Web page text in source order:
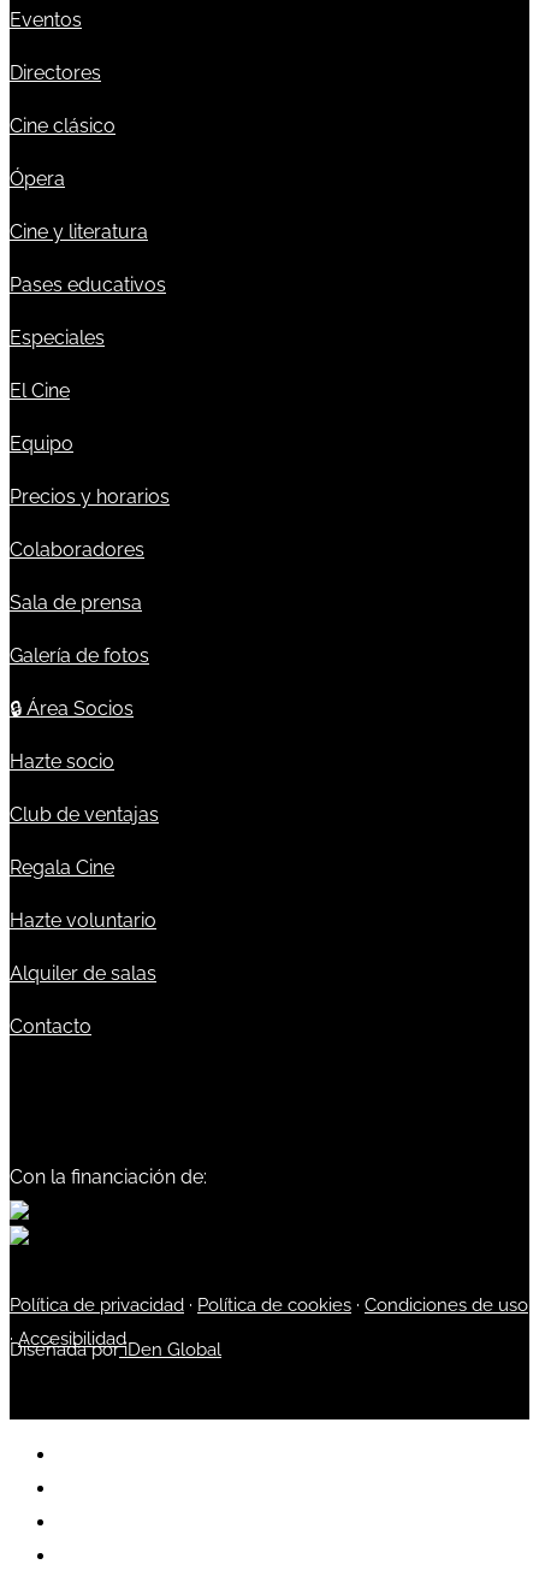
Eventos
Directores
Cine clásico
Ópera
Cine y literatura
Pases educativos
Especiales
El Cine
Equipo
Precios y horarios
Colaboradores
Sala de prensa
Galería de fotos
🔒 Área Socios
Hazte socio
Club de ventajas
Regala Cine
Hazte voluntario
Alquiler de salas
Contacto
Con la financiación de:
Política de privacidad · Política de cookies · Condiciones de uso
·Accesibilidad
Diseñada poriDen Global